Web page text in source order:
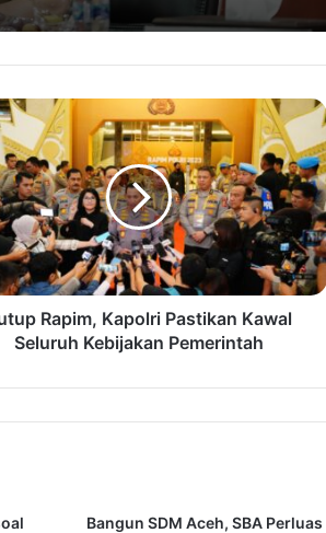
Event Promosi Adat dan Budaya
Lewat Police Art Festival, Polri Ingin
Wujudkan Lingkungan Ramah
Disabilitas dan Buka Ruang Kritik
Jaya Hartono: Persiraja Tetap Jaga
Harga Diri di Kandang Persekat
Rapim, Kapolri Pastikan Kawal
Seluruh Kebijakan Pemerintah
Bangun SDM Aceh, SBA Perluas